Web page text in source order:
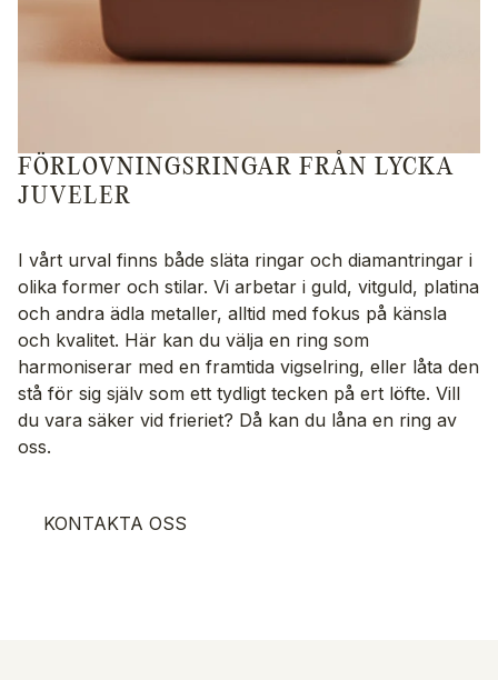
FÖRLOVNINGSRINGAR FRÅN LYCKA
JUVELER
I vårt urval finns både släta ringar och diamantringar i
olika former och stilar. Vi arbetar i guld, vitguld, platina
och andra ädla metaller, alltid med fokus på känsla
och kvalitet. Här kan du välja en ring som
harmoniserar med en framtida vigselring, eller låta den
stå för sig själv som ett tydligt tecken på ert löfte. Vill
du vara säker vid frieriet? Då kan du låna en ring av
oss.
KONTAKTA OSS